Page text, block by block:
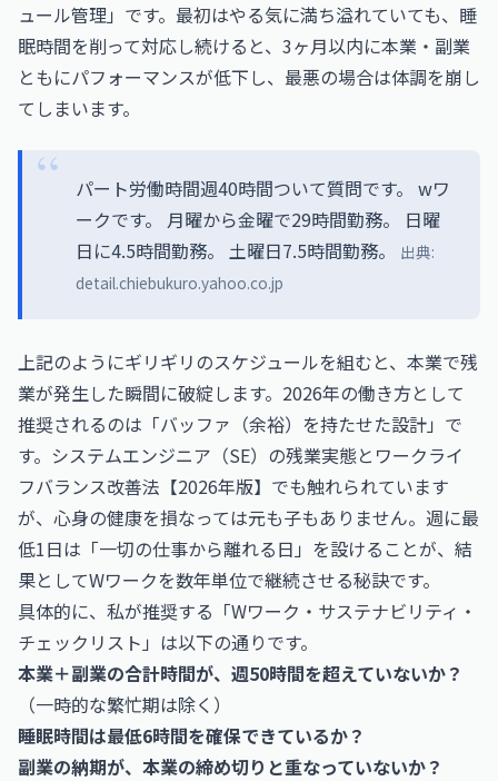
ュール管理」です。最初はやる気に満ち溢れていても、睡
眠時間を削って対応し続けると、3ヶ月以内に本業・副業
ともにパフォーマンスが低下し、最悪の場合は体調を崩し
てしまいます。
パート労働時間週40時間ついて質問です。 wワ
ークです。 月曜から金曜で29時間勤務。 日曜
日に4.5時間勤務。 土曜日7.5時間勤務。
出典:
detail.chiebukuro.yahoo.co.jp
上記のようにギリギリのスケジュールを組むと、本業で残
業が発生した瞬間に破綻します。2026年の働き方として
推奨されるのは「バッファ（余裕）を持たせた設計」で
す。 システムエンジニア（SE）の残業実態とワークライ
フバランス改善法【2026年版】 でも触れられています
が、心身の健康を損なっては元も子もありません。週に最
低1日は「一切の仕事から離れる日」を設けることが、結
果としてWワークを数年単位で継続させる秘訣です。
具体的に、私が推奨する「Wワーク・サステナビリティ・
チェックリスト」は以下の通りです。
本業＋副業の合計時間が、週50時間を超えていないか？
（一時的な繁忙期は除く）
睡眠時間は最低6時間を確保できているか？
副業の納期が、本業の締め切りと重なっていないか？